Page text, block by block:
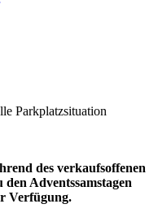
Parkplatzsituation
des verkaufsoffenen
Adventssamstagen
Verfügung.